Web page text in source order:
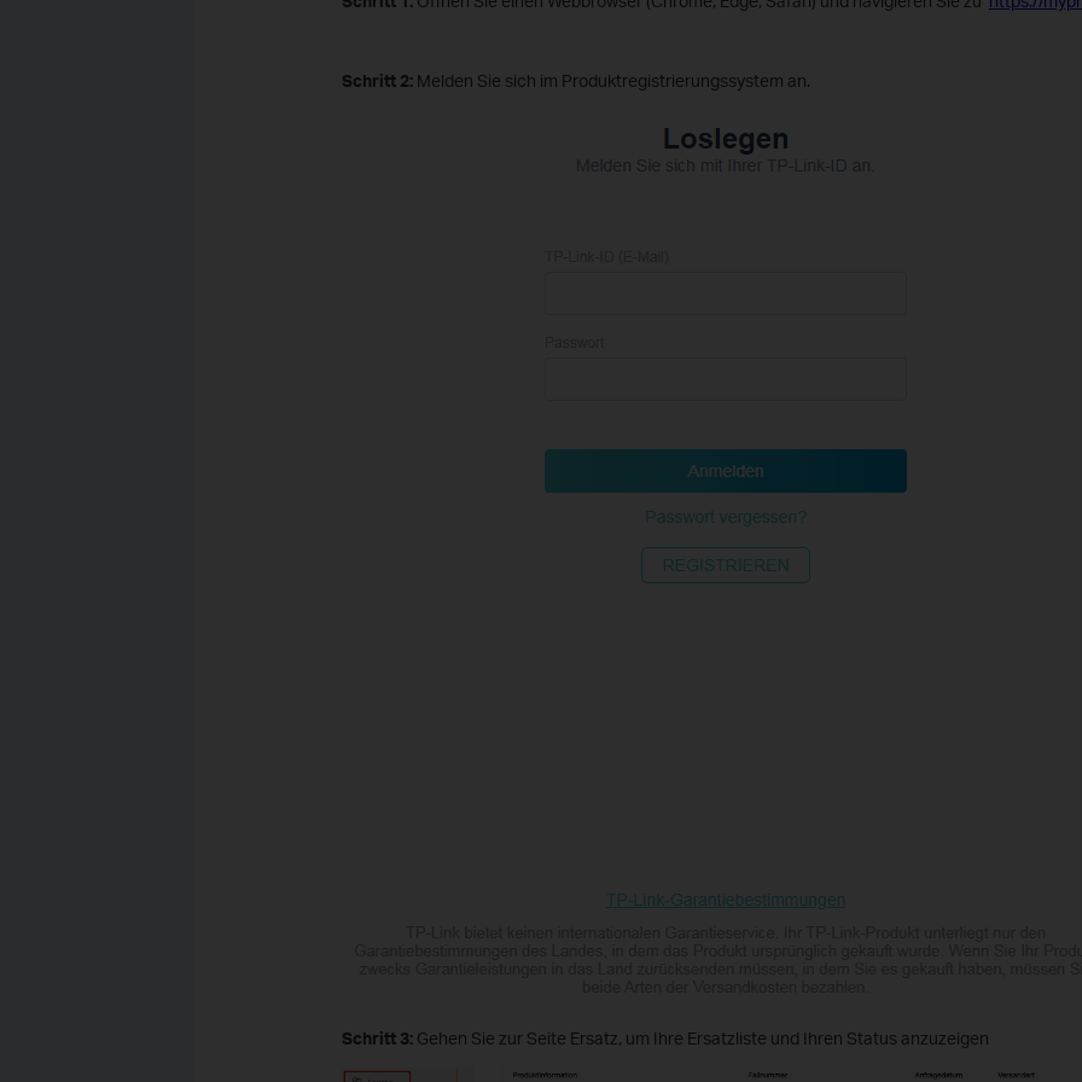
Schritt 2:Melden Sie sich im Produktregistrierungssystem an.
Schritt 3:Gehen Sie zur Seite Ersatz, um Ihre Ersatzliste und Ihren Status anzuzeigen